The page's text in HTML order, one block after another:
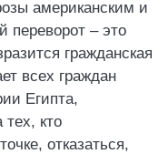
американским и
переворот – это
гражданская
всех граждан
Египта,
кто
отказаться,